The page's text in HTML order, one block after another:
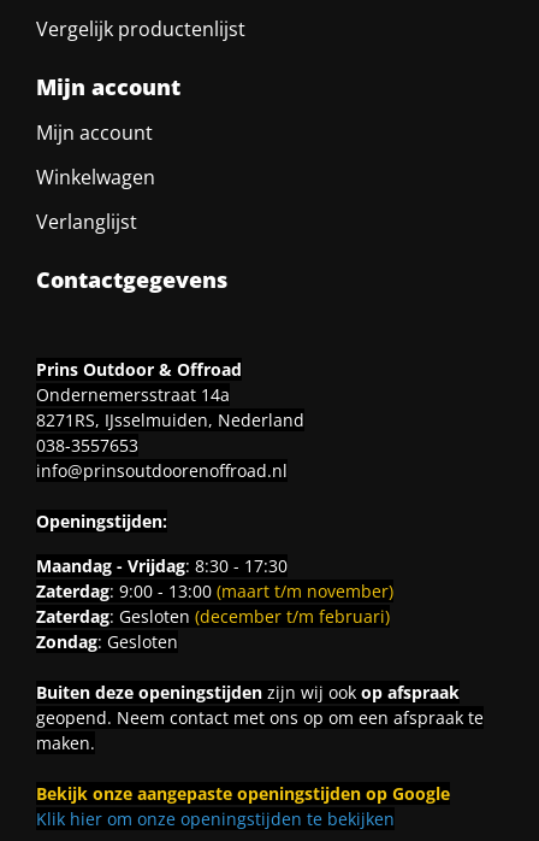
Vergelijk productenlijst
Mijn account
Mijn account
Winkelwagen
Verlanglijst
Contactgegevens
Prins Outdoor & Offroad
Ondernemersstraat 14a
8271RS, IJsselmuiden, Nederland
038-3557653
info@prinsoutdoorenoffroad.nl
Openingstijden:
Maandag - Vrijdag: 8:30 - 17:30
Zaterdag: 9:00 - 13:00 (maart t/m november)
Zaterdag: Gesloten (december t/m februari)
Zondag: Gesloten
Buiten deze openingstijdenzijn wij ook op afspraak
geopend. Neem contact met ons op om een afspraak te
maken.
Bekijk onze aangepaste openingstijden op Google
Klik hier om onze openingstijden te bekijken